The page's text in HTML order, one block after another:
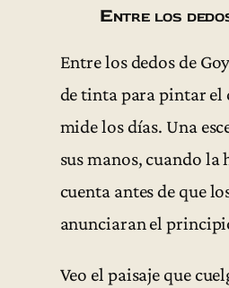
Entre los
Entre los dedos de
de tinta para pintar el
mide los días. Una
sus manos, cuando la
cuenta antes de que
anunciaran el
Veo el paisaje que